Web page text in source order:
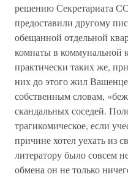
решению Секретариата
предоставили другому
обещанной отдельной
комнаты в коммунальной
практически таких же,
них до этого жил
собственным словам,
скандальных соседей.
трагикомическое, если
причине хотел уехать из
литератору было совсем
обмена он не только